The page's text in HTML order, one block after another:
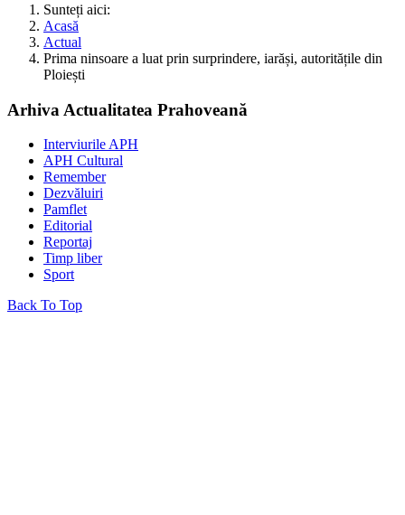
Sunteți aici:
Acasă
Actual
Prima ninsoare a luat prin surprindere, iarăși, autoritățile din
Ploiești
Arhiva Actualitatea Prahoveană
Interviurile APH
APH Cultural
Remember
Dezvăluiri
Pamflet
Editorial
Reportaj
Timp liber
Sport
Back To Top